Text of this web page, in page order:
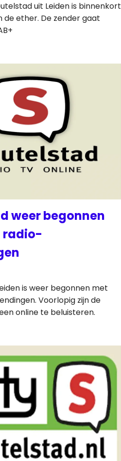
uit Leiden is binnenkort
de ether. De zender gaat
weer begonnen
radio-
is weer begonnen met
Voorlopig zijn de
online te beluisteren.